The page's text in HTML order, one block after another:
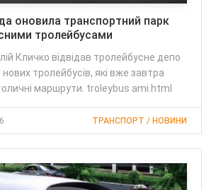
оновила транспортний парк
тролейбусами
Кличко відвідав тролейбусне депо
тролейбусів, які вже завтра
маршрути. troleybus ami.html
ТРАНСПОРТ / НОВИНИ